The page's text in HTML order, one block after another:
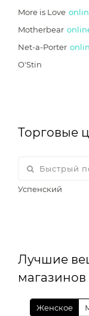
More is Love
Motherbear
Net-a-Porter
O'Stin
Торговые
Успенский
Лучшие
магазинов
Женское